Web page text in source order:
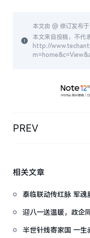
本文由 @ 修订发布
本文来自投稿，不代
http://
PREV
相关文章
泰临联动传红脉 军魂
迎八一送温暖，政企同
半世针线寄家国 一生